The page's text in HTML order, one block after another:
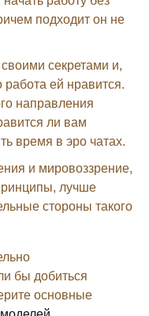
подходит он не
секретами и,
работа ей нравится.
направления
ли вам
время в эро чатах.
и мировоззрение,
лучше
стороны такого
бы добиться
основные